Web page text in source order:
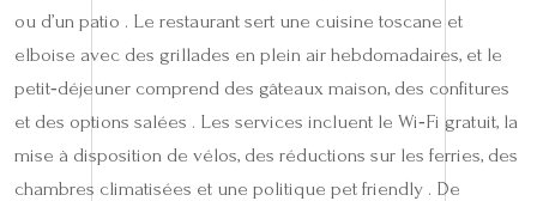
ou d’un patio . Le restaurant sert une cuisine toscane et
elboise avec des grillades en plein air hebdomadaires, et le
petit‑déjeuner comprend des gâteaux maison, des confitures
et des options salées . Les services incluent le Wi‑Fi gratuit, la
mise à disposition de vélos, des réductions sur les ferries, des
chambres climatisées et une politique pet friendly . De